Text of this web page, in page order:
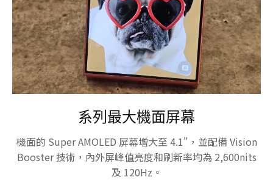
系列最大機面屏幕
機面的 Super AMOLED 屏幕增大至 4.1"，並配備 Vision
Booster 技術，內外屏峰值亮度和刷新率均為 2,600nits
及 120Hz。